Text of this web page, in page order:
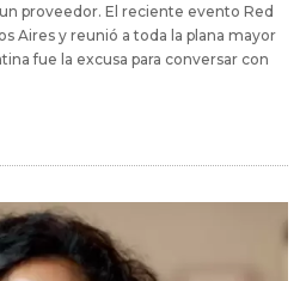
proveedor. El reciente evento Red
Aires y reunió a toda la plana mayor
fue la excusa para conversar con